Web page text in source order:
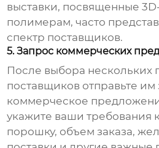
выставки, посвященные
полимерам, часто
спектр поставщиков.
5. Запрос коммерческих
После выбора нескольких
поставщиков отправьте им
коммерческое
укажите ваши требования
порошку, объем заказа,